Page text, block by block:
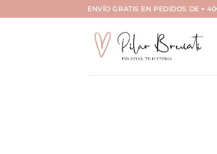
al
ENVÍO GRATIS EN PEDIDOS DE +